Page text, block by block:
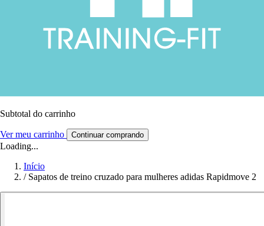
Subtotal do carrinho
Ver meu carrinho Continuar comprando
Loading...
Início
/ Sapatos de treino cruzado para mulheres adidas Rapidmove 2